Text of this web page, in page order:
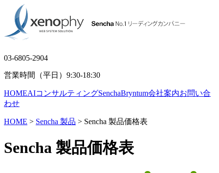
03-6805-2904
営業時間（平日）9:30-18:30
HOMEAIコンサルティングSenchaBryntum会社案内お問い合
わせ
HOME > Sencha 製品 > Sencha 製品価格表
Sencha 製品価格表